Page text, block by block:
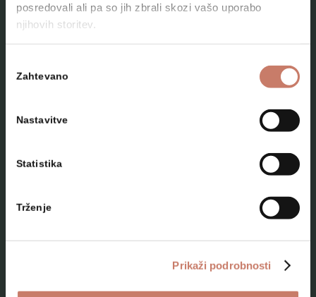
posredovali ali pa so jih zbrali skozi vašo uporabo
njihovih storitev.
soglasja
Zahtevano
Nastavitve
Statistika
Trženje
Prikaži podrobnosti
Kam na izlet